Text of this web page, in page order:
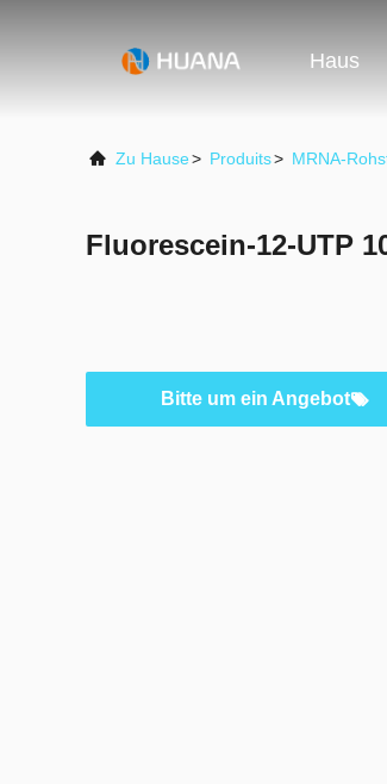
Haus
Zu Hause> Produits> MRNA-
Fluorescein-12-UTP
Bitte um ein Angebot